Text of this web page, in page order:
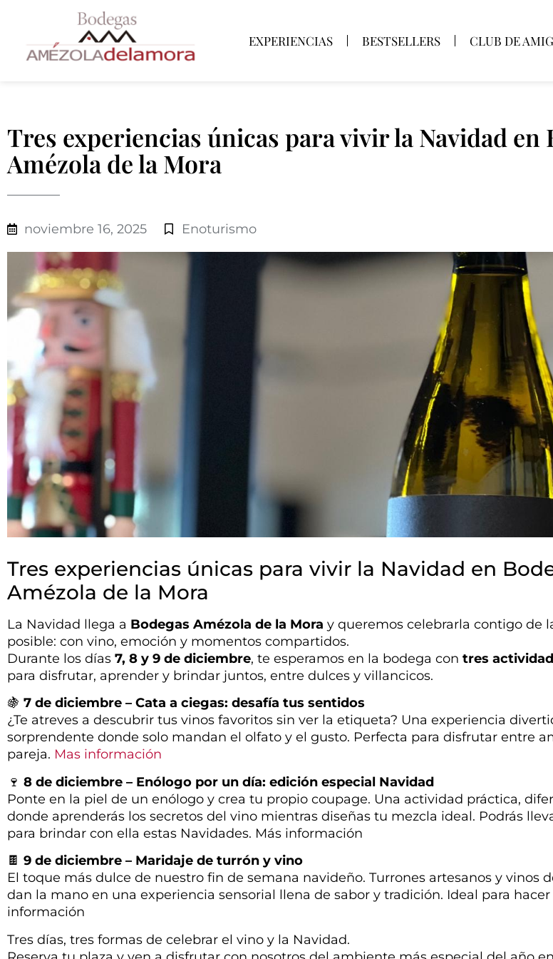
EXPERIENCIAS BESTSELLERS CLUB DE
Tres experiencias únicas para vivir la Navidad en
Amézola de la Mora
noviembre 16, 2025 Enoturismo
Tres experiencias únicas para vivir la Navidad en
Amézola de la Mora
La Navidad llega a Bodegas Amézola de la Mora y queremos celebrarla contigo de
posible: con vino, emoción y momentos compartidos.
Durante los días 7, 8 y 9 de diciembre, te esperamos en la bodega con tres
para disfrutar, aprender y brindar juntos, entre dulces y villancicos.
🍇 7 de diciembre – Cata a ciegas: desafía tus sentidos
¿Te atreves a descubrir tus vinos favoritos sin ver la etiqueta? Una experiencia
sorprendente donde solo mandan el olfato y el gusto. Perfecta para disfrutar entre
pareja. Mas información
🍷 8 de diciembre – Enólogo por un día: edición especial Navidad
Ponte en la piel de un enólogo y crea tu propio coupage. Una actividad práctica,
donde aprenderás los secretos del vino mientras diseñas tu mezcla ideal. Podrás
para brindar con ella estas Navidades. Más información
🍫 9 de diciembre – Maridaje de turrón y vino
El toque más dulce de nuestro fin de semana navideño. Turrones artesanos y vinos
dan la mano en una experiencia sensorial llena de sabor y tradición. Ideal para
información
Tres días, tres formas de celebrar el vino y la Navidad.